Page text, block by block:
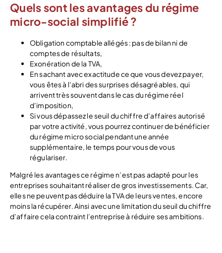
Quels sont les avantages du régime
micro-social simplifié ?
Obligation comptable allégés : pas de bilan ni de
comptes de résultats,
Exonération de la TVA,
En sachant avec exactitude ce que vous devez payer,
vous êtes à l’abri des surprises désagréables, qui
arrivent très souvent dans le cas du régime réel
d’imposition,
Si vous dépassez le seuil du chiffre d’affaires autorisé
par votre activité, vous pourrez continuer de bénéficier
du régime micro social pendant une année
supplémentaire, le temps pour vous de vous
régulariser.
Malgré les avantages ce régime n’est pas adapté pour les
entreprises souhaitant réaliser de gros investissements. Car,
elles ne peuvent pas déduire la TVA de leurs ventes, encore
moins la récupérer. Ainsi avec une limitation du seuil du chiffre
d’affaire cela contraint l’entreprise à réduire ses ambitions.